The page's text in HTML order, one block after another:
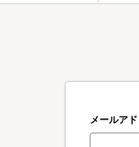
メールア